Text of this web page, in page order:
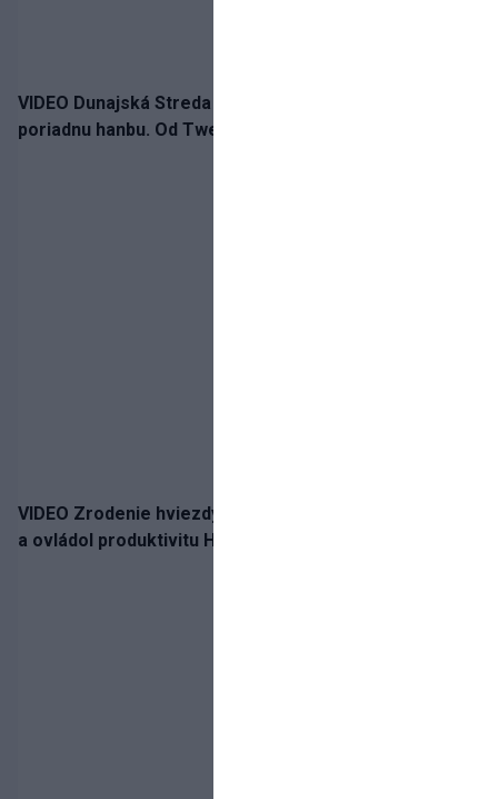
VIDEO Dunajská Streda si narobila v Holandsku
poriadnu hanbu. Od Twente inkasovala poltucet
VIDEO Zrodenie hviezdy: Tomáš Selič zničil Švajčiarov
a ovládol produktivitu Hlinka Gretzky Cupu